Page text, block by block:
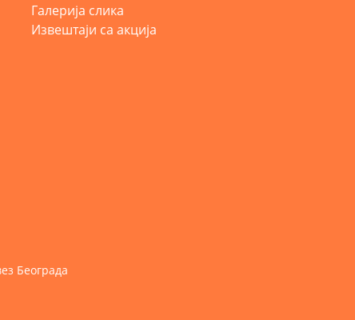
Галерија слика
Извештаји са акција
Београда